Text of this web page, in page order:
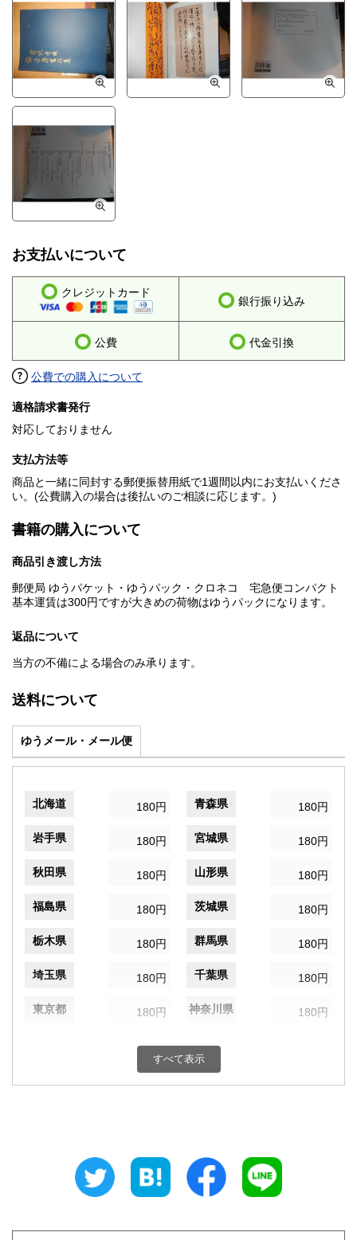
お支払いについて
クレジットカード
銀行振り込み
公費 代金引換
公費での購入について
適格請求書発行
対応しておりません
支払方法等
商品と一緒に同封する郵便振替用紙で1週間以内にお支払いくださ
い。(公費購入の場合は後払いのご相談に応じます。)
書籍の購入について
商品引き渡し方法
郵便局 ゆうパケット・ゆうパック・クロネコ 宅急便コンパクト
基本運賃は300円ですが大きめの荷物はゆうパックになります。
返品について
当方の不備による場合のみ承ります。
送料について
ゆうメール・メール便
北海道 180円 青森県 180円
岩手県 180円 宮城県 180円
秋田県 180円 山形県 180円
福島県 180円 茨城県 180円
栃木県 180円 群馬県 180円
埼玉県 180円 千葉県 180円
東京都 180円 神奈川県 180円
180円 富山県
180円 三重県
すべて表示